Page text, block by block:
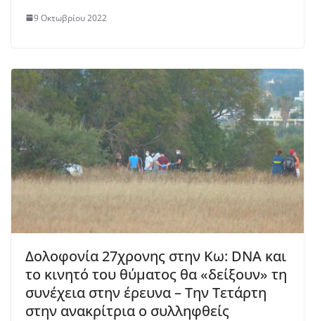
9 Οκτωβρίου 2022
Δολοφονία 27χρονης στην Κω: DNA και
το κινητό του θύματος θα «δείξουν» τη
συνέχεια στην έρευνα – Την Τετάρτη
στην ανακρίτρια ο συλληφθείς